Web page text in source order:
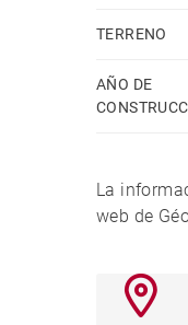
TERRENO
AÑO DE
La
web de